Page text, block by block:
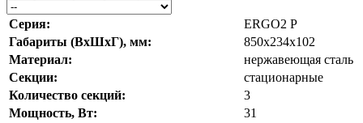
Серия:
ERGO2 P
Габариты (ВхШхГ), мм:
850х234х102
Материал:
нержавеющая сталь
Секции:
стационарные
Количество секций:
3
Мощность, Вт:
31